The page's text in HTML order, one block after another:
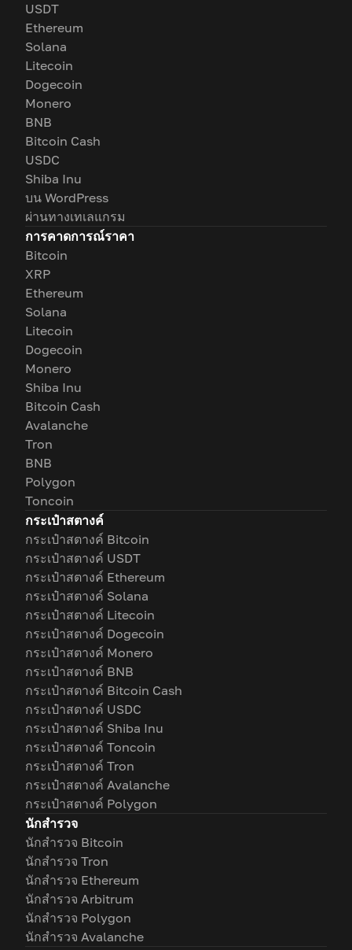
USDT
Ethereum
Solana
Litecoin
Dogecoin
Monero
BNB
Bitcoin Cash
USDC
Shiba Inu
บน WordPress
ผ่านทางเทเลแกรม
การคาดการณ์ราคา
Bitcoin
XRP
Ethereum
Solana
Litecoin
Dogecoin
Monero
Shiba Inu
Bitcoin Cash
Avalanche
Tron
BNB
Polygon
Toncoin
กระเป๋าสตางค์
กระเป๋าสตางค์ Bitcoin
กระเป๋าสตางค์ USDT
กระเป๋าสตางค์ Ethereum
กระเป๋าสตางค์ Solana
กระเป๋าสตางค์ Litecoin
กระเป๋าสตางค์ Dogecoin
กระเป๋าสตางค์ Monero
กระเป๋าสตางค์ BNB
กระเป๋าสตางค์ Bitcoin Cash
กระเป๋าสตางค์ USDC
กระเป๋าสตางค์ Shiba Inu
กระเป๋าสตางค์ Toncoin
กระเป๋าสตางค์ Tron
กระเป๋าสตางค์ Avalanche
กระเป๋าสตางค์ Polygon
นักสำรวจ
นักสำรวจ Bitcoin
นักสำรวจ Tron
นักสำรวจ Ethereum
นักสำรวจ Arbitrum
นักสำรวจ Polygon
นักสำรวจ Avalanche